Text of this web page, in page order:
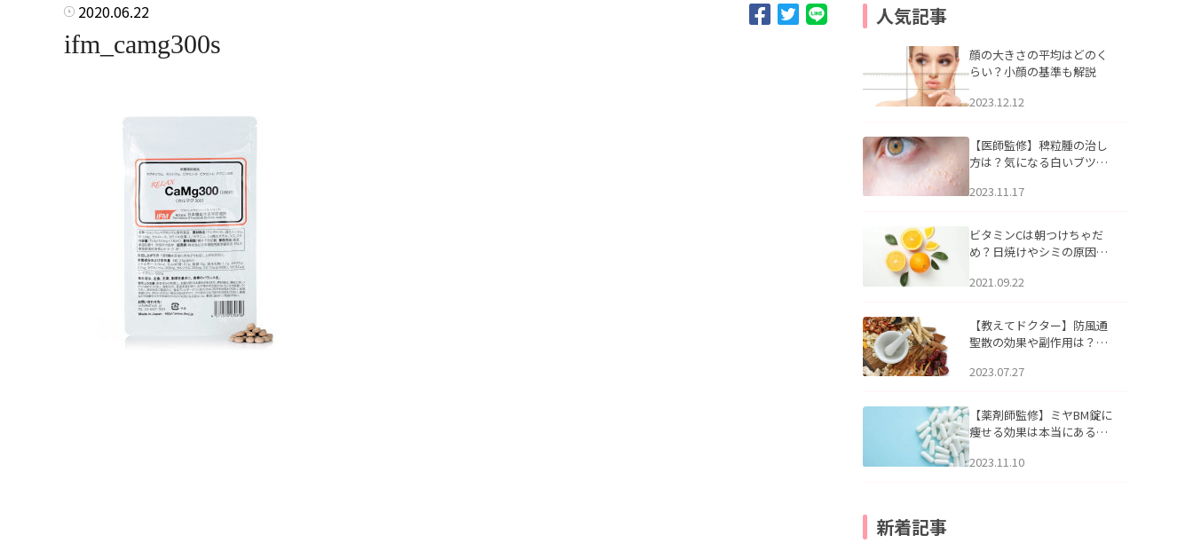
2020.06.22
ifm_camg300s
人気記事
顔の大きさの平均はどのく
らい？小顔の基準も解説
2023.12.12
【医師監修】稗粒腫の治し
方は？気になる白いブツブ
アについて
2023.11.17
ビタミンCは朝つけちゃだ
め？日焼けやシミの原因に
2021.09.22
【教えてドクター】防風通
聖散の効果や副作用は？長
2023.07.27
【薬剤師監修】ミヤBM錠に
痩せる効果は本当にある
2023.11.10
新着記事